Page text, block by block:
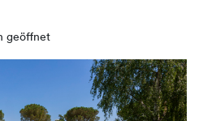
geöffnet